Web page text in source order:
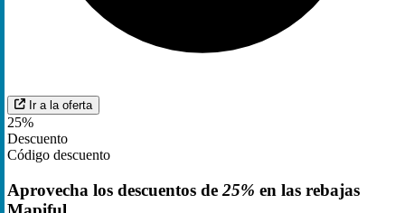
Ir a la oferta
25%
Descuento
Código descuento
Aprovecha los descuentos de 25% en las rebajas